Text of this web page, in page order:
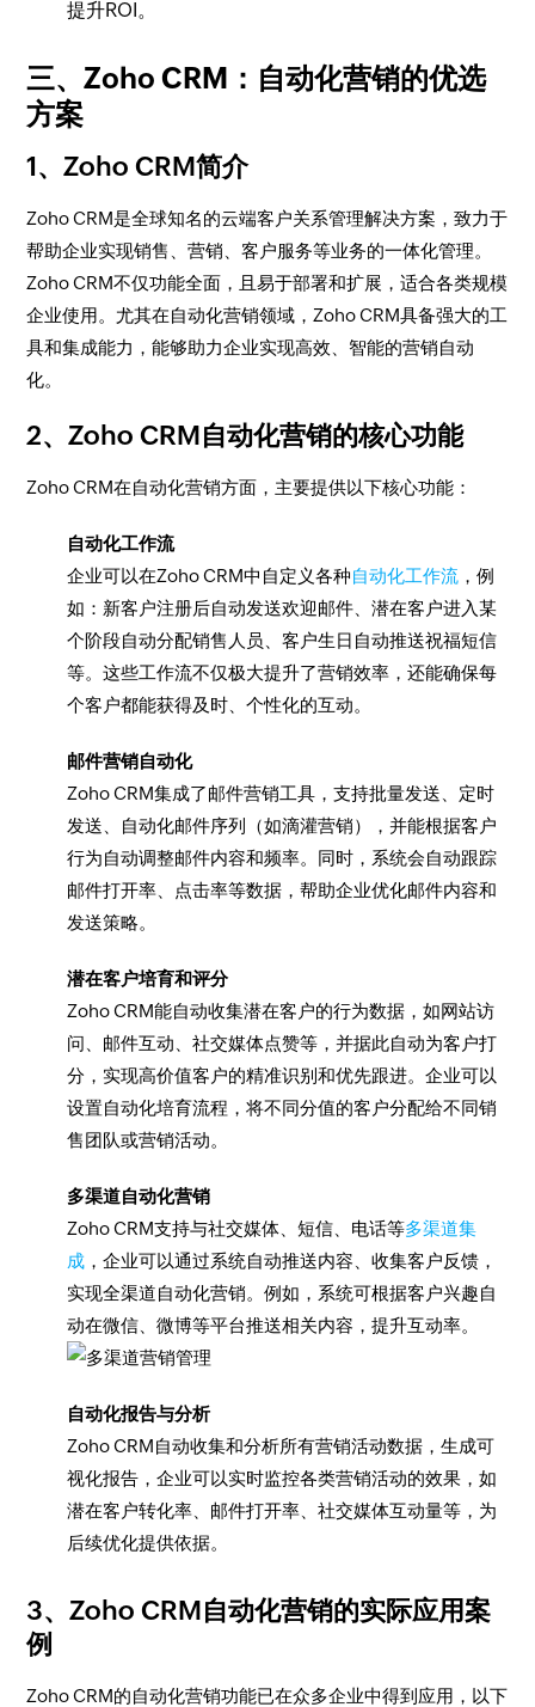
提升ROI。
三、Zoho CRM：自动化营销的优选
方案
1、Zoho CRM简介
Zoho CRM是全球知名的云端客户关系管理解决方案，致力于
帮助企业实现销售、营销、客户服务等业务的一体化管理。
Zoho CRM不仅功能全面，且易于部署和扩展，适合各类规模
企业使用。尤其在自动化营销领域，Zoho CRM具备强大的工
具和集成能力，能够助力企业实现高效、智能的营销自动
化。
2、Zoho CRM自动化营销的核心功能
Zoho CRM在自动化营销方面，主要提供以下核心功能：
自动化工作流
企业可以在Zoho CRM中自定义各种自动化工作流 ，例
如：新客户注册后自动发送欢迎邮件、潜在客户进入某
个阶段自动分配销售人员、客户生日自动推送祝福短信
等。这些工作流不仅极大提升了营销效率，还能确保每
个客户都能获得及时、个性化的互动。
邮件营销自动化
Zoho CRM集成了邮件营销工具，支持批量发送、定时
发送、自动化邮件序列（如滴灌营销），并能根据客户
行为自动调整邮件内容和频率。同时，系统会自动跟踪
邮件打开率、点击率等数据，帮助企业优化邮件内容和
发送策略。
潜在客户培育和评分
Zoho CRM能自动收集潜在客户的行为数据，如网站访
问、邮件互动、社交媒体点赞等，并据此自动为客户打
分，实现高价值客户的精准识别和优先跟进。企业可以
设置自动化培育流程，将不同分值的客户分配给不同销
售团队或营销活动。
多渠道自动化营销
Zoho CRM支持与社交媒体、短信、电话等多渠道集
成 ，企业可以通过系统自动推送内容、收集客户反馈，
实现全渠道自动化营销。例如，系统可根据客户兴趣自
动在微信、微博等平台推送相关内容，提升互动率。
自动化报告与分析
Zoho CRM自动收集和分析所有营销活动数据，生成可
视化报告，企业可以实时监控各类营销活动的效果，如
潜在客户转化率、邮件打开率、社交媒体互动量等，为
后续优化提供依据。
3、Zoho CRM自动化营销的实际应用案
例
Zoho CRM的自动化营销功能已在众多企业中得到应用，以下